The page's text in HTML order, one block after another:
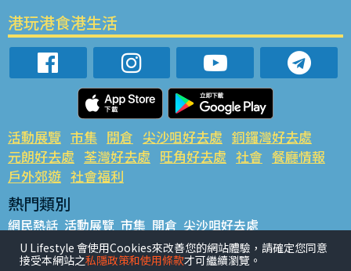
港玩港食港生活
活動展覽 市集 開倉 尖沙咀好去處 銅鑼灣好去處
元朗好去處 荃灣好去處 旺角好去處 社會 餐廳情報
戶外郊遊 社會福利
熱門類別
網民熱話 活動展覽 市集 開倉 尖沙咀好去處
銅鑼灣好去處 元朗好去處 荃灣好去處 旺角好去處 社會
餐廳情報 戶外郊遊
U Lifestyle 會使用Cookies來改善您的網站體驗，請確定您同意
接受本網站之私隱政策和使用條款才可繼續瀏覽。